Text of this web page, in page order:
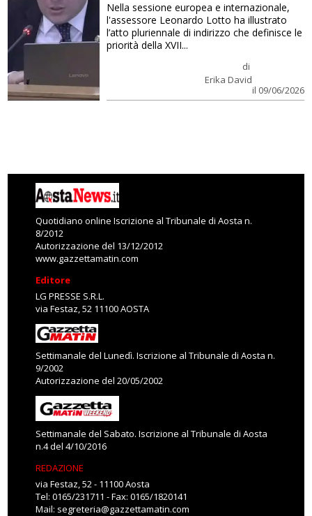
di
Erika David
il 09/06/2026
Nella sessione europea e internazionale,
l'assessore Leonardo Lotto ha illustrato
l’atto pluriennale di indirizzo che definisce le
priorità della XVII...
Quotidiano online Iscrizione al Tribunale di Aosta n.
8/2012
Autorizzazione del 13/12/2012
www.gazzettamatin.com
Editore
LG PRESSE S.R.L.
via Festaz, 52 11100 AOSTA
Settimanale del Lunedì. Iscrizione al Tribunale di Aosta n.
9/2002
Autorizzazione del 20/05/2002
Settimanale del Sabato. Iscrizione al Tribunale di Aosta
n.4 del 4/10/2016
REDAZIONE
via Festaz, 52 - 11100 Aosta
Tel: 0165/231711 - Fax: 0165/1820141
Mail: segreteria@gazzettamatin.com